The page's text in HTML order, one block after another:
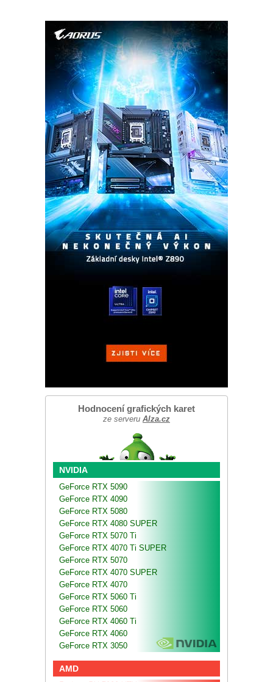
Hodnocení grafických karet
ze serveru Alza.cz
NVIDIA
GeForce RTX 5090
GeForce RTX 4090
GeForce RTX 5080
GeForce RTX 4080 SUPER
GeForce RTX 5070 Ti
GeForce RTX 4070 Ti SUPER
GeForce RTX 5070
GeForce RTX 4070 SUPER
GeForce RTX 4070
GeForce RTX 5060 Ti
GeForce RTX 5060
GeForce RTX 4060 Ti
GeForce RTX 4060
GeForce RTX 3050
AMD